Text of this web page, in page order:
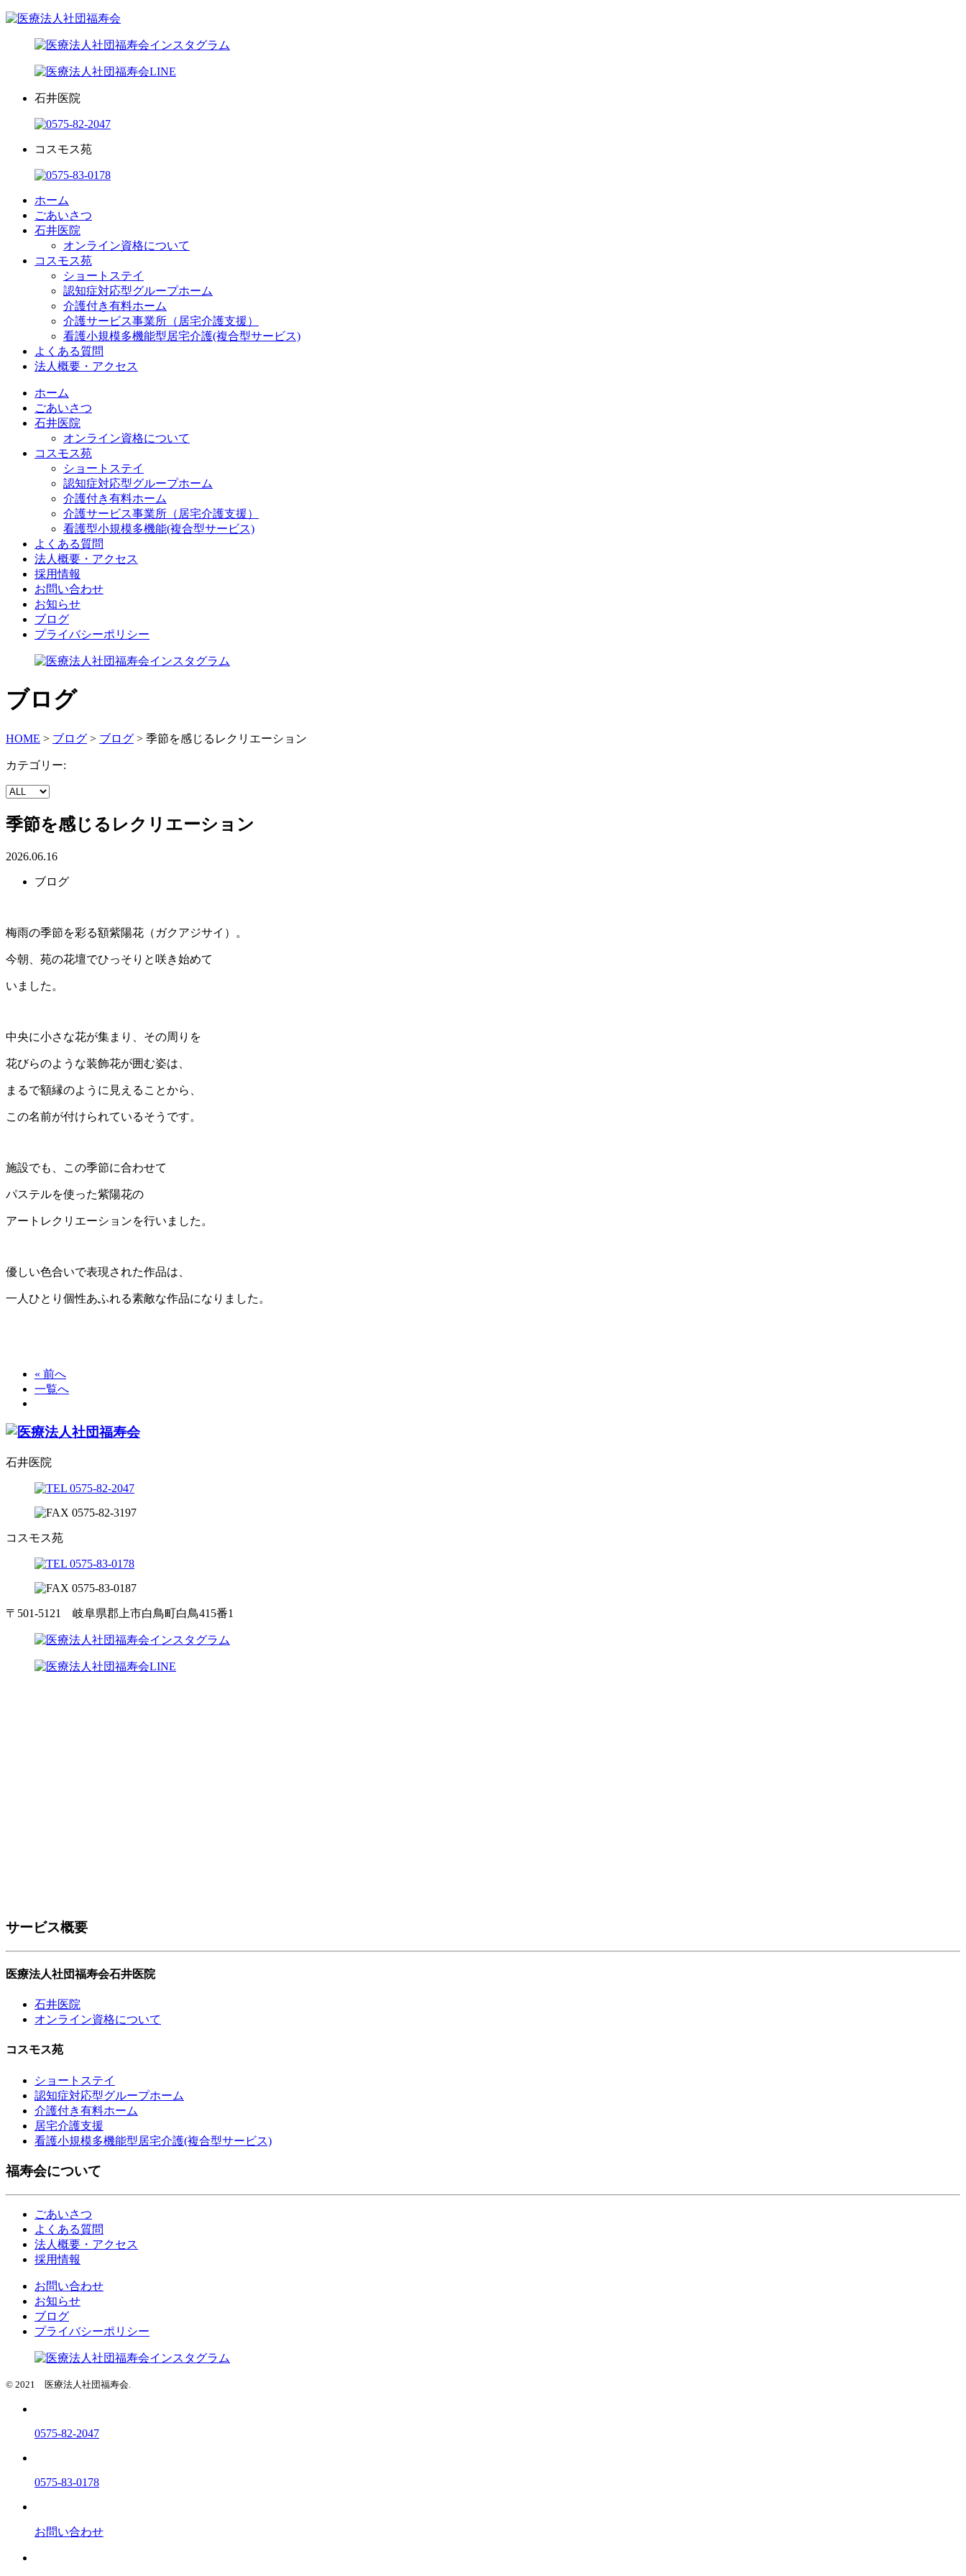
石井医院
コスモス苑
ホーム
ごあいさつ
石井医院
オンライン資格について
コスモス苑
ショートステイ
認知症対応型グループホーム
介護付き有料ホーム
介護サービス事業所（居宅介護支援）
看護小規模多機能型居宅介護(複合型サービス)
よくある質問
法人概要・アクセス
ホーム
ごあいさつ
石井医院
オンライン資格について
コスモス苑
ショートステイ
認知症対応型グループホーム
介護付き有料ホーム
介護サービス事業所（居宅介護支援）
看護型小規模多機能(複合型サービス)
よくある質問
法人概要・アクセス
採用情報
お問い合わせ
お知らせ
ブログ
プライバシーポリシー
ブログ
HOME > ブログ > ブログ > 季節を感じるレクリエーション
カテゴリー:
季節を感じるレクリエーション
2026.06.16
ブログ
梅雨の季節を彩る額紫陽花（ガクアジサイ）。
今朝、苑の花壇でひっそりと咲き始めて
いました。
中央に小さな花が集まり、その周りを
花びらのような装飾花が囲む姿は、
まるで額縁のように見えることから、
この名前が付けられているそうです。
施設でも、この季節に合わせて
パステルを使った紫陽花の
アートレクリエーションを行いました。
優しい色合いで表現された作品は、
一人ひとり個性あふれる素敵な作品になりました。
« 前へ
一覧へ
石井医院
コスモス苑
〒501-5121 岐阜県郡上市白鳥町白鳥415番1
サービス概要
医療法人社団福寿会石井医院
石井医院
オンライン資格について
コスモス苑
ショートステイ
認知症対応型グループホーム
介護付き有料ホーム
居宅介護支援
看護小規模多機能型居宅介護(複合型サービス)
福寿会について
ごあいさつ
よくある質問
法人概要・アクセス
採用情報
お問い合わせ
お知らせ
ブログ
プライバシーポリシー
© 2021 医療法人社団福寿会.
0575-82-2047
0575-83-0178
お問い合わせ